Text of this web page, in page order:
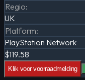
Regio:
UK
Platform:
PlayStation Network
$119.58
Klik voor voorraadmelding